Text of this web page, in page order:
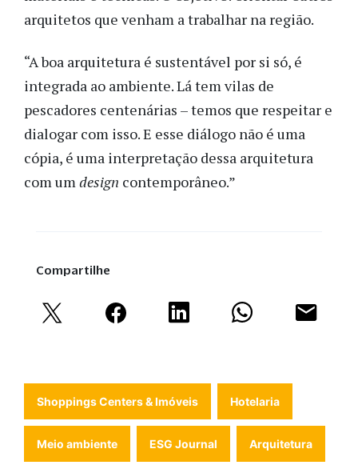
arquitetos que venham a trabalhar na região.
“A boa arquitetura é sustentável por si só, é
integrada ao ambiente. Lá tem vilas de
pescadores centenárias – temos que respeitar e
dialogar com isso. E esse diálogo não é uma
cópia, é uma interpretação dessa arquitetura
com um design contemporâneo.”
Compartilhe
Shoppings Centers & Imóveis Hotelaria
Meio ambiente ESG Journal Arquitetura